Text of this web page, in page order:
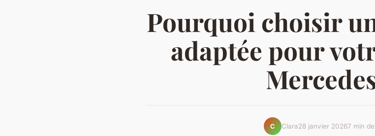
Pourquoi choisir
adaptée pour
C Clara28 janvier 20267 min